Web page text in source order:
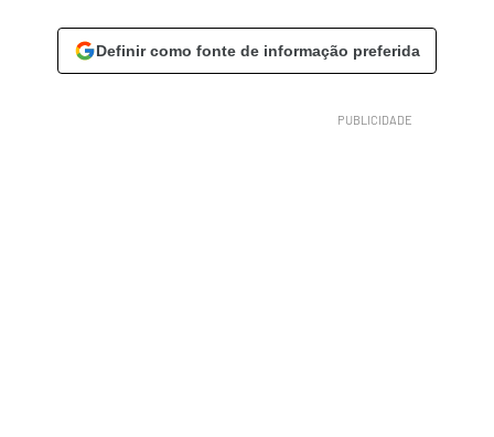
Definir como fonte de informação preferida